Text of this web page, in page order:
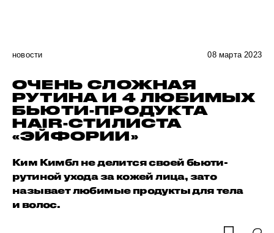
новости 08 марта 2023
ОЧЕНЬ СЛОЖНАЯ
РУТИНА И 4 ЛЮБИМЫХ
БЬЮТИ-ПРОДУКТА
HAIR-СТИЛИСТА
«ЭЙФОРИИ»
Ким Кимбл не делится своей бьюти-
рутиной ухода за кожей лица, зато
называет любимые продукты для тела
и волос.